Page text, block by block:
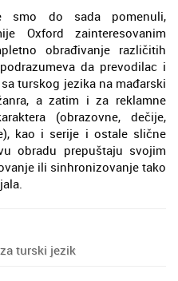
do sada pomenuli,
Oxford zainteresovanim
obrađivanje različitih
da prevodilac i
turskog jezika na mađarski
a zatim i za reklamne
(obrazovne, dečije,
kao i serije i ostale slične
obradu prepuštaju svojim
ili sinhronizovanje tako
turski jezik